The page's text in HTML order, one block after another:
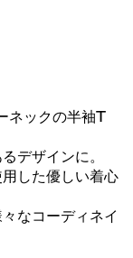
ネックの半袖T
デザインに。
した優しい着心
なコーディネイ